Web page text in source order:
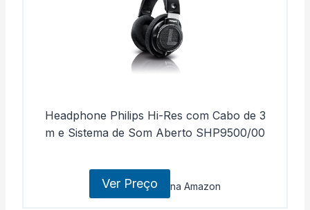
Headphone Philips Hi-Res com Cabo de 3
m e Sistema de Som Aberto SHP9500/00
Ver Preço na Amazon